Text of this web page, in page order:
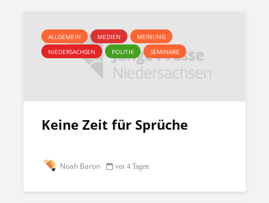
ALLGEMEIN MEDIEN
MEINUNG
NIEDERSACHSEN
POLITIK SEMINARE
Keine Zeit für Sprüche
Noah Baron vor 4 Tagen